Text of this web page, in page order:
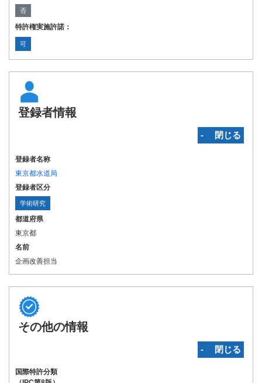
否
特許権実施許諾：
可
登録者情報
‐ 閉じる
登録者名称
東京都水道局
登録者区分
学術研究
都道府県
東京都
名前
企画改善担当
その他の情報
‐ 閉じる
国際特許分類